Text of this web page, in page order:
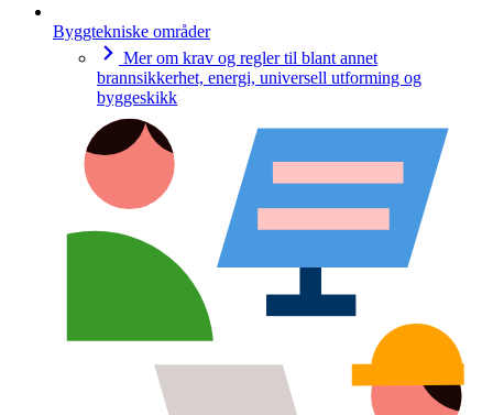
Byggtekniske områder
Mer om krav og regler til blant annet
brannsikkerhet, energi, universell utforming og
byggeskikk